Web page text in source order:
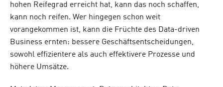
hohen Reifegrad erreicht hat, kann das noch schaffen,
kann noch reifen. Wer hingegen schon weit
vorangekommen ist, kann die Früchte des Data-driven
Business ernten: bessere Geschäftsentscheidungen,
sowohl effizientere als auch effektivere Prozesse und
höhere Umsätze.